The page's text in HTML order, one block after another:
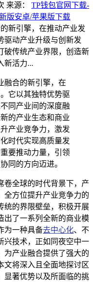
来源： TP钱包官网下载-
版安卓/苹果版下载
新引擎，在推动产业发
驱动产业升级与创新发
破传统产业界限，创造新
新活力...
融合的新引擎，在
它以其独特优势驱
同产业间的深度融
的产业生态和商业
产业竞争力，激发
时代实现高质量发
要推动力量，引领
同的方向迈进。
卷全球的时代背景下，产
全方位提升产业竞争力的
统的界限壁垒，积极开展
出了一系列全新的商业模
为一种具备去中心化、不
兴技术，正如同夜空中一
为产业融合提供了强大的
文将深入且全面地探讨区
显著优势以及所面临的挑